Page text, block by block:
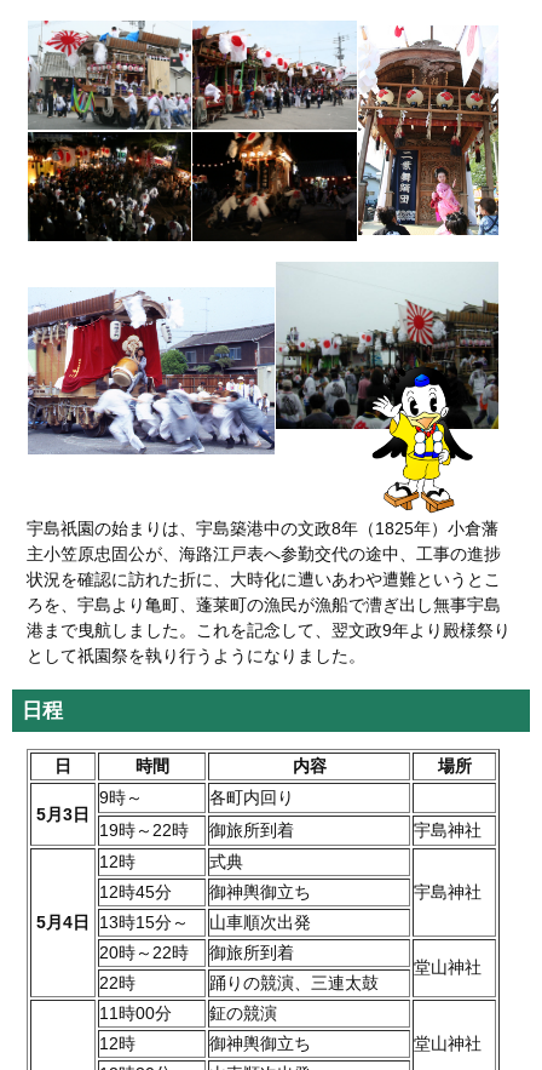
宇島祇園の始まりは、宇島築港中の文政8年（1825年）小倉藩
主小笠原忠固公が、海路江戸表へ参勤交代の途中、工事の進捗
状況を確認に訪れた折に、大時化に遭いあわや遭難というとこ
ろを、宇島より亀町、蓬莱町の漁民が漁船で漕ぎ出し無事宇島
港まで曳航しました。これを記念して、翌文政9年より殿様祭り
として祇園祭を執り行うようになりました。
日程
日 時間 内容 場所
5月3日
9時～
各町内回り
19時～22時
御旅所到着 宇島神社
5月4日
12時
式典
宇島神社
12時45分
御神輿御立ち
13時15分～
山車順次出発
20時～22時
御旅所到着
堂山神社
22時
踊りの競演、三連太鼓
11時00分
鉦の競演
堂山神社
12時
御神輿御立ち